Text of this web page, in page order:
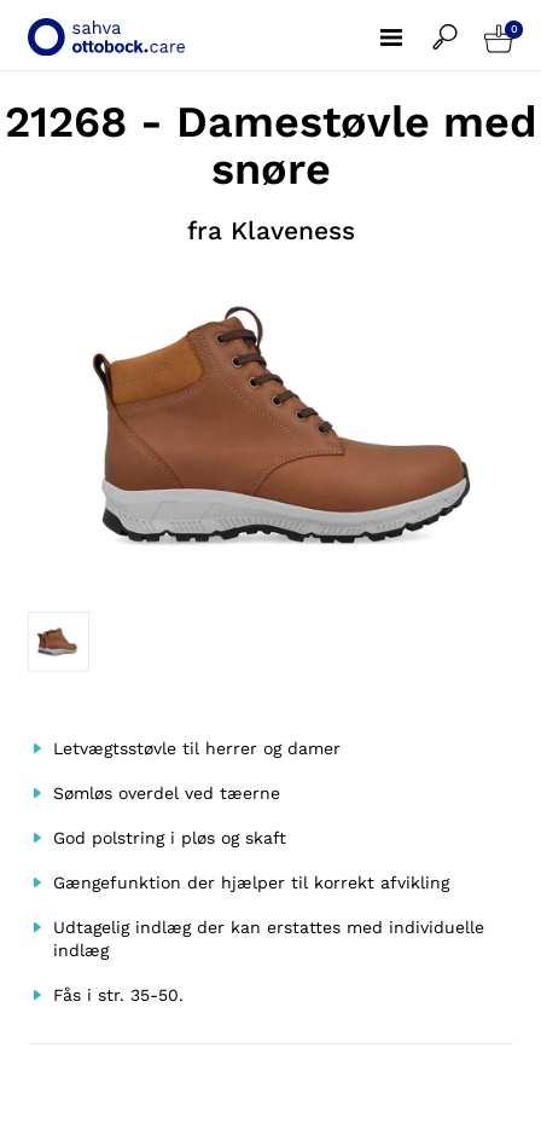
0
21268 - Damestøvle med
snøre
fra Klaveness
Letvægtsstøvle til herrer og damer
Sømløs overdel ved tæerne
God polstring i pløs og skaft
Gængefunktion der hjælper til korrekt afvikling
Udtagelig indlæg der kan erstattes med individuelle
indlæg
Fås i str. 35-50.